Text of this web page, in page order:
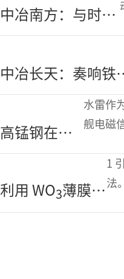
中冶南方：与时代
同行 全力以赴钢铁
中冶长天：奏响铁
低碳“三部曲” 助
推行业新质生产力
展
高锰钢在军
舰船体上的
水雷作
舰电磁
利用 WO3薄膜检
测钢中氢的新型
1 引言 钢中氢的可视化技术主要有氢
法